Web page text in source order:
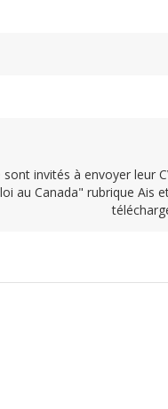
invités à envoyer leur
au Canada" rubrique Ais